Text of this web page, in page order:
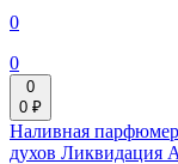
0
0
0
0 ₽
Наливная
духов Ликвидация